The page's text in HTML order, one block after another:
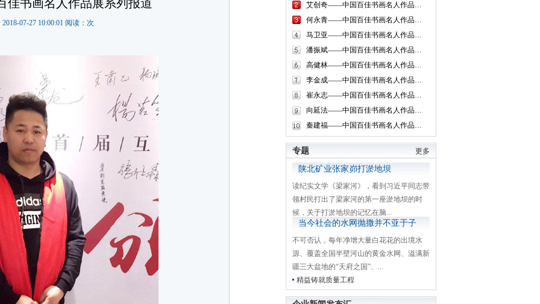
书画名人作品展系列报道
07-27 10:00:01 阅读： 次
艾创奇——中国百佳书画名人作品展系列报道
何永青——中国百佳书画名人作品展系列报道
马卫亚——中国百佳书画名人作品展系列报道
潘振斌——中国百佳书画名人作品展系列报道
高健林——中国百佳书画名人作品展系列报道
李金成——中国百佳书画名人作品展系列报道
崔永志——中国百佳书画名人作品展系列报道
向延法——中国百佳书画名人作品展系列报道
秦建福——中国百佳书画名人作品展系列报道
更多
专题
陕北矿业张家峁打淤地坝
读纪实文学《梁家河》，看到习近平同志带
领村民打出了梁家河的第一座淤地坝的时
候，关于打淤地坝的记忆在脑...
当今社会的水网抛撒并不亚于子
孙后代的“坐享其成”
不可否认，每年净增大量白花花的出境水
源、覆盖全国半壁河山的黄金水网、溢满新
疆三大盆地的“天府之国”、...
精益铸就质量工程